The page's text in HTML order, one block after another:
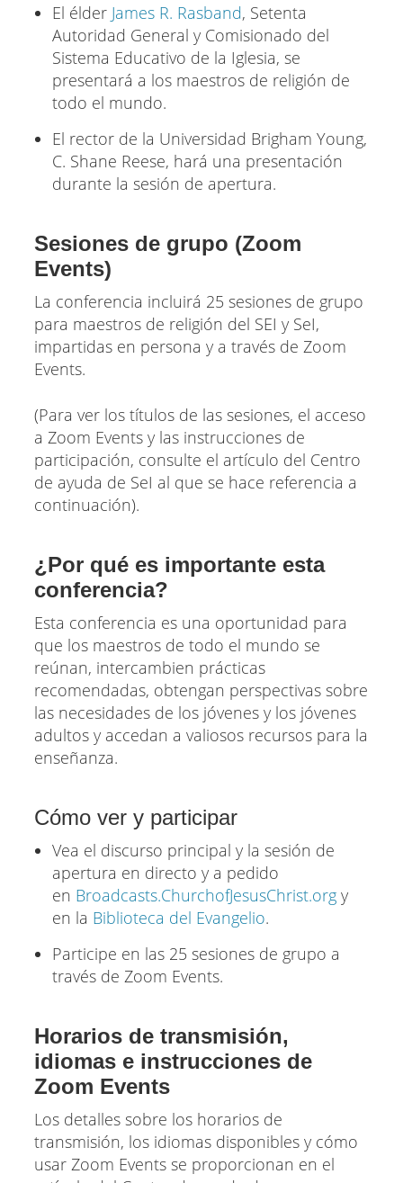
El élder James R. Rasband, Setenta
Autoridad General y Comisionado del
Sistema Educativo de la Iglesia, se
presentará a los maestros de religión de
todo el mundo.
El rector de la Universidad Brigham Young,
C. Shane Reese, hará una presentación
durante la sesión de apertura.
Sesiones de grupo (Zoom
Events)
La conferencia incluirá 25 sesiones de grupo
para maestros de religión del SEI y SeI,
impartidas en persona y a través de Zoom
Events.
(Para ver los títulos de las sesiones, el acceso
a Zoom Events y las instrucciones de
participación, consulte el artículo del Centro
de ayuda de SeI al que se hace referencia a
continuación).
¿Por qué es importante esta
conferencia?
Esta conferencia es una oportunidad para
que los maestros de todo el mundo se
reúnan, intercambien prácticas
recomendadas, obtengan perspectivas sobre
las necesidades de los jóvenes y los jóvenes
adultos y accedan a valiosos recursos para la
enseñanza.
Cómo ver y participar
Vea el discurso principal y la sesión de
apertura en directo y a pedido
en Broadcasts.ChurchofJesusChrist.orgy
en la Biblioteca del Evangelio.
Participe en las 25 sesiones de grupo a
través de Zoom Events.
Horarios de transmisión,
idiomas e instrucciones de
Zoom Events
Los detalles sobre los horarios de
transmisión, los idiomas disponibles y cómo
usar Zoom Events se proporcionan en el